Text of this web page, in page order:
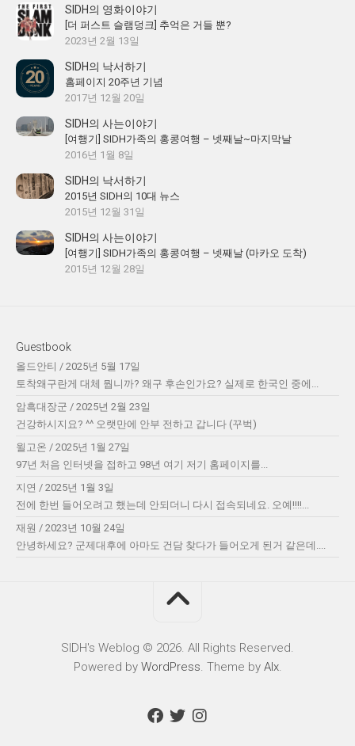
SIDH의 영화이야기
[더 퍼스트 슬램덩크] 추억은 거들 뿐?
2023년 2월 13일
SIDH의 낙서하기
홈페이지 20주년 기념
2017년 12월 20일
SIDH의 사는이야기
[여행기] SIDH가족의 홍콩여행 – 넷째날~마지막날
2016년 1월 8일
SIDH의 낙서하기
2015년 SIDH의 10대 뉴스
2015년 12월 31일
SIDH의 사는이야기
[여행기] SIDH가족의 홍콩여행 – 넷째날 (마카오 도착)
2015년 12월 28일
Guestbook
올드안티 / 2025년 5월 17일
토착왜구란게 대체 뭡니까? 왜구 후손인가요? 실제로 한국인 중에...
암흑대장군 / 2025년 2월 23일
건강하시지요? ^^ 오랫만에 안부 전하고 갑니다 (꾸벅)
윌고온 / 2025년 1월 27일
97년 처음 인터넷을 접하고 98년 여기 저기 홈페이지를...
지연 / 2025년 1월 3일
전에 한번 들어오려고 했는데 안되더니 다시 접속되네요. 오예!!!!...
재원 / 2023년 10월 24일
안녕하세요? 군제대후에 아마도 건담 찾다가 들어오게 된거 같은데....
SIDH′s Weblog © 2026. All Rights Reserved.
Powered by WordPress. Theme by Alx.